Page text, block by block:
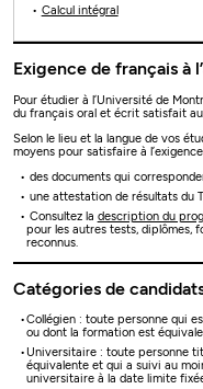
Calcul intégral
Exigence de français à
Pour étudier à l’Université de
du français oral et écrit satisfait
Selon le lieu et la langue de vos
moyens pour satisfaire à
des documents qui
une attestation de résultats du
Consultez la description du
pour les autres tests, diplômes,
reconnus.
Catégories de
Collégien : toute personne qui
ou dont la formation est
Universitaire : toute personne
équivalente et qui a suivi au
universitaire à la date limite